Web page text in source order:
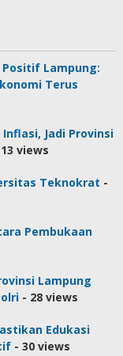
Positif Lampung:
Terus
Jadi Provinsi
views
Teknokrat -
Pembukaan
Lampung
- 28 views
Edukasi
- 30 views